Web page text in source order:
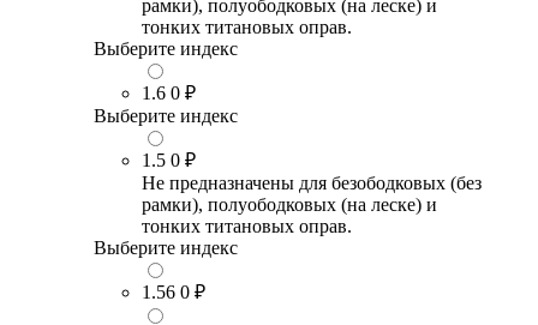
рамки), полуободковых (на леске) и
тонких титановых оправ.
Выберите индекс
1.6 0 ₽
Выберите индекс
1.5 0 ₽
Не предназначены для безободковых (без
рамки), полуободковых (на леске) и
тонких титановых оправ.
Выберите индекс
1.56 0 ₽